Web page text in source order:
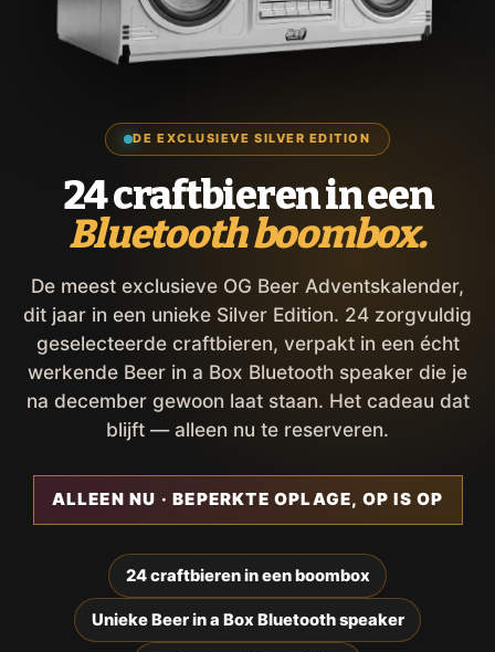
DE EXCLUSIEVE SILVER EDITION
24 craftbieren in een
Bluetooth boombox.
De meest exclusieve OG Beer Adventskalender,
dit jaar in een unieke Silver Edition. 24 zorgvuldig
geselecteerde craftbieren, verpakt in een écht
werkende Beer in a Box Bluetooth speaker die je
na december gewoon laat staan. Het cadeau dat
blijft — alleen nu te reserveren.
ALLEEN NU · BEPERKTE OPLAGE, OP IS OP
24 craftbieren in een boombox
Unieke Beer in a Box Bluetooth speaker